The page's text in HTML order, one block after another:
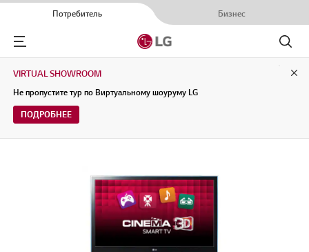
Потребитель Бизнес
Menu
Поиск
VIRTUAL SHOWROOM
Не пропустите тур по Виртуальному шоуруму LG
ПОДРОБНЕЕ